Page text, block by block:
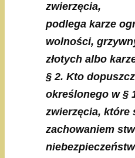
zwierzęcia,
podlega karze
wolności,
złotych albo
§ 2. Kto
określonego w §
zwierzęcia, które
zachowaniem